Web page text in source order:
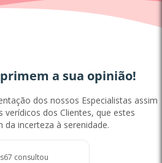
a sua opinião!
dos nossos Especialistas assim
dos Clientes, que estes
da incerteza à serenidade.
consultou